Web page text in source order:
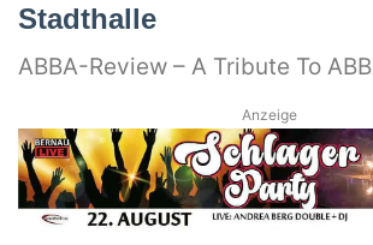
Stadthalle
ABBA-Review – A Tribute To
Anzeige